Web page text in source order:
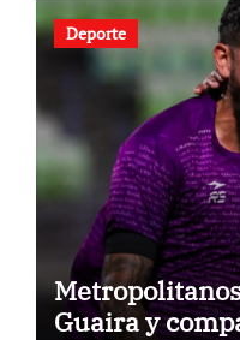
Deporte
Guaira y